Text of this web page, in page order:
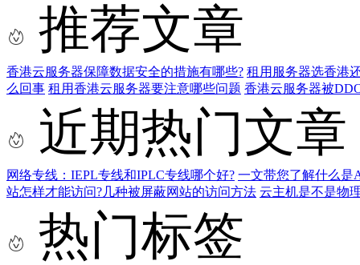
推荐文章
香港云服务器保障数据安全的措施有哪些? 租用服务器选香港
么回事 租用香港云服务器要注意哪些问题 香港云服务器被
近期热门文章
网络专线：IEPL专线和IPLC专线哪个好? 一文带您了解什么是
站怎样才能访问?几种被屏蔽网站的访问方法 云主机是不是物
热门标签